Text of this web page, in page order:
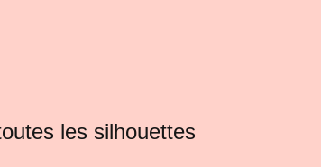
les silhouettes